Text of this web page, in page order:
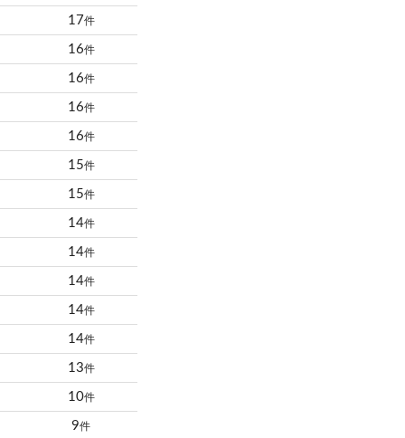
17件
16件
16件
16件
16件
15件
15件
14件
14件
14件
14件
14件
13件
10件
9件